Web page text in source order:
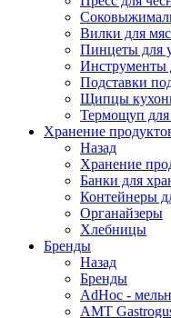
Вилки для
Пинцеты для
Инструменты
Подставки
Щипцы
Термощуп
Хранение
Назад
Хранение
Банки для
Контейнеры
Органайзеры
Хлебницы
Бренды
Назад
Бренды
AdHoc -
AMT